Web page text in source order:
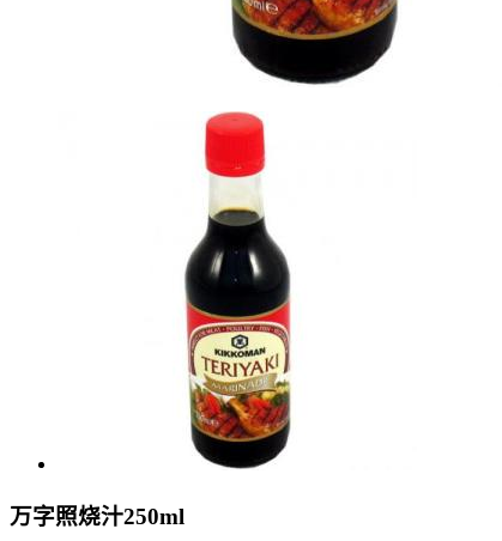
万字照烧汁250ml